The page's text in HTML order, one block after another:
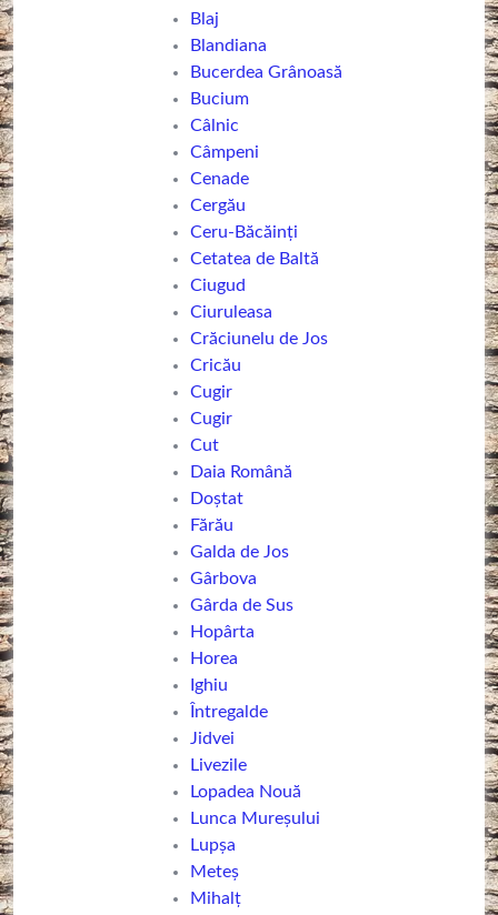
Blaj
Blandiana
Bucerdea Grânoasă
Bucium
Câlnic
Câmpeni
Cenade
Cergău
Ceru-Băcăinți
Cetatea de Baltă
Ciugud
Ciuruleasa
Crăciunelu de Jos
Cricău
Cugir
Cugir
Cut
Daia Română
Doștat
Fărău
Galda de Jos
Gârbova
Gârda de Sus
Hopârta
Horea
Ighiu
Întregalde
Jidvei
Livezile
Lopadea Nouă
Lunca Mureșului
Lupșa
Meteș
Mihalț